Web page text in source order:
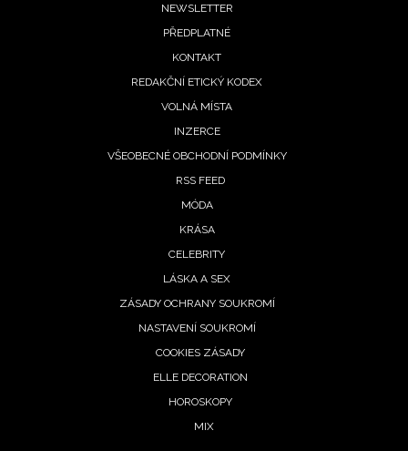
NEWSLETTER
PŘEDPLATNÉ
KONTAKT
REDAKČNÍ ETICKÝ KODEX
VOLNÁ MÍSTA
INZERCE
VŠEOBECNÉ OBCHODNÍ PODMÍNKY
RSS FEED
MÓDA
KRÁSA
CELEBRITY
LÁSKA A SEX
ZÁSADY OCHRANY SOUKROMÍ
NASTAVENÍ SOUKROMÍ
COOKIES ZÁSADY
ELLE DECORATION
HOROSKOPY
MIX